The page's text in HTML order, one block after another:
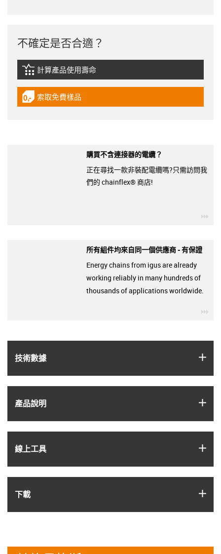
技術數據
產品說明
線上工具
下載
不確定是否合適？
igus-icon-lebensdauerrechner
計算產品使用壽命
igus-icon-gratismuster
索取免費樣品
購買不含連接器的電纜？
正在尋找一款非裝配電纜嗎?只需訪問我
們的 chainflex® 商店!
所有組件均來自同一個供應商 - 有保證
Energy chains from igus are already
working reliably in many hundreds of
thousands of applications worldwide.